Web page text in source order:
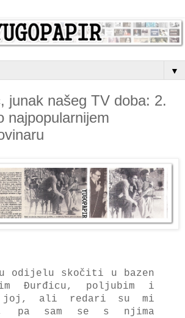
▼
junak našeg TV doba: 2.
najpopularnijem
odijelu skočiti u bazen
Đurđicu, poljubim i
joj, ali redari su mi
pa sam se s njima